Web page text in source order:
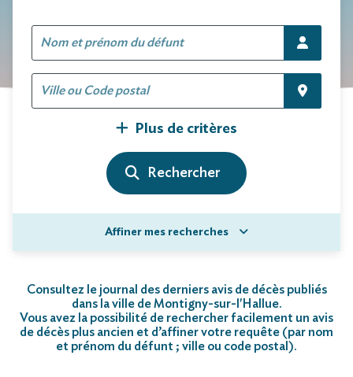
Plus de critères
Affiner mes recherches
Consultez le journal des derniers avis de décès publiés
dans la ville de Montigny-sur-l'Hallue.
Vous avez la possibilité de rechercher facilement un avis
de décès plus ancien et d’affiner votre requête (par nom
et prénom du défunt ; ville ou code postal).